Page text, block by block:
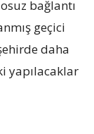
bağlantı
geçici
daha
yapılacaklar